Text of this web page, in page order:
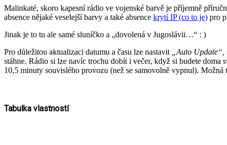
Malinkaté, skoro kapesní rádio ve vojenské barvě je příjemně
absence nějaké veselejší barvy a také absence krytí IP (co to je) pro
Jinak je to tu ale samé sluníčko a „dovolená v Jugoslávii…“ : )
Pro důležitou aktualizaci datumu a času lze nastavit „Auto Update“,
stáhne. Rádio si lze navíc trochu dobít i večer, když si budete doma
10,5 minuty souvislého provozu (než se samovolně vypnul).
Tabulka vlastností